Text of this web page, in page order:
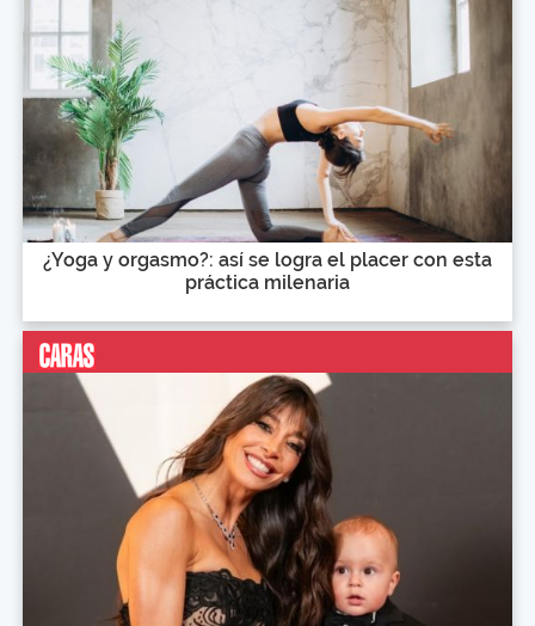
¿Yoga y orgasmo?: así se logra el placer con esta
práctica milenaria